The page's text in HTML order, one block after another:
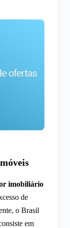
imobiliário
de
o Brasil
em